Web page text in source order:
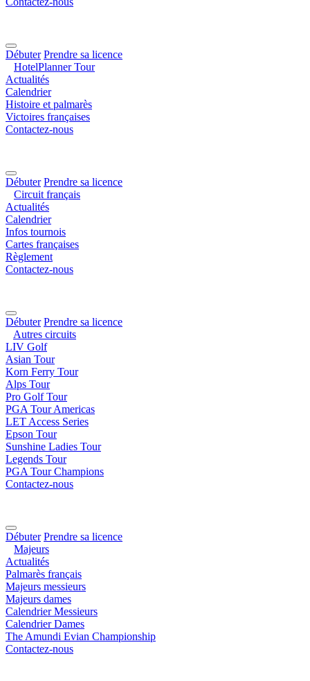
Débuter Prendre sa licence
HotelPlanner Tour
Actualités
Calendrier
Histoire et palmarès
Victoires françaises
Contactez-nous
Débuter Prendre sa licence
Circuit français
Actualités
Calendrier
Infos tournois
Cartes françaises
Règlement
Contactez-nous
Débuter Prendre sa licence
Autres circuits
LIV Golf
Asian Tour
Korn Ferry Tour
Alps Tour
Pro Golf Tour
PGA Tour Americas
LET Access Series
Epson Tour
Sunshine Ladies Tour
Legends Tour
PGA Tour Champions
Contactez-nous
Débuter Prendre sa licence
Majeurs
Actualités
Palmarès français
Majeurs messieurs
Majeurs dames
Calendrier Messieurs
Calendrier Dames
The Amundi Evian Championship
Contactez-nous